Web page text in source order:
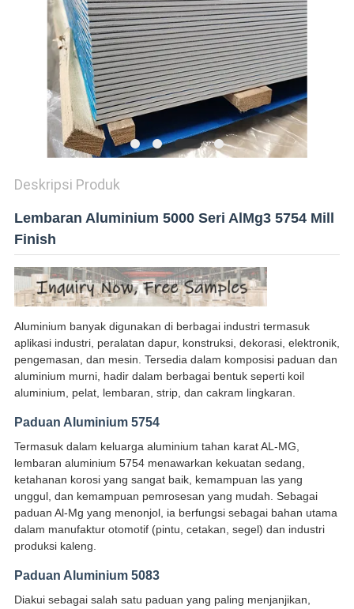
Deskripsi Produk
Lembaran Aluminium 5000 Seri AlMg3 5754 Mill
Finish
Aluminium banyak digunakan di berbagai industri termasuk
aplikasi industri, peralatan dapur, konstruksi, dekorasi, elektronik,
pengemasan, dan mesin. Tersedia dalam komposisi paduan dan
aluminium murni, hadir dalam berbagai bentuk seperti koil
aluminium, pelat, lembaran, strip, dan cakram lingkaran.
Paduan Aluminium 5754
Termasuk dalam keluarga aluminium tahan karat AL-MG,
lembaran aluminium 5754 menawarkan kekuatan sedang,
ketahanan korosi yang sangat baik, kemampuan las yang
unggul, dan kemampuan pemrosesan yang mudah. Sebagai
paduan Al-Mg yang menonjol, ia berfungsi sebagai bahan utama
dalam manufaktur otomotif (pintu, cetakan, segel) dan industri
produksi kaleng.
Paduan Aluminium 5083
Diakui sebagai salah satu paduan yang paling menjanjikan,